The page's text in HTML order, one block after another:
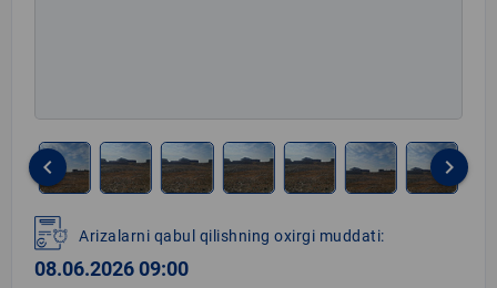
1
of
8
keyboard_arrow_left keyboard_arrow_right
Arizalarni qabul qilishning oxirgi muddati:
08.06.2026 09:00